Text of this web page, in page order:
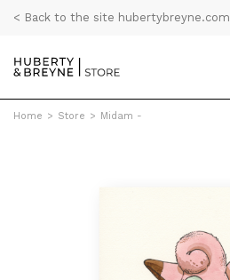
< Back to the site hubertybreyne.com
Home > Store > Midam -